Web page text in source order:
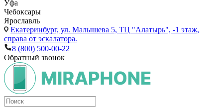
Уфа
Чебоксары
Ярославль
Екатеринбург, ул. Малышева 5, ТЦ "Алатырь", -1 этаж,
справа от эскалатора.
8 (800) 500-00-22
Обратный звонок